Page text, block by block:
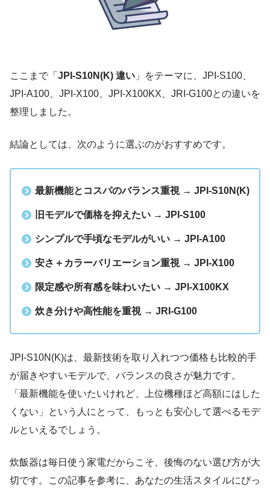
ここまで「 JPI-S10N(K) 違い 」をテーマに、JPI-S100、
JPI-A100、JPI-X100、JPI-X100KX、JRI-G100との違いを
整理しました。
結論としては、次のように選ぶのがおすすめです。
最新機能とコスパのバランス重視 → JPI-S10N(K)
旧モデルで価格を抑えたい → JPI-S100
シンプルで手頃なモデルがいい → JPI-A100
安さ＋カラーバリエーション重視 → JPI-X100
限定感や所有感を味わいたい → JPI-X100KX
炊き分けや高性能を重視 → JRI-G100
JPI-S10N(K)は、最新技術を取り入れつつ価格も比較的手
が届きやすいモデルで、バランスの良さが魅力です。
「最新機能を使いたいけれど、上位機種ほど高額にはした
くない」という人にとって、もっとも安心して選べるモデ
ルといえるでしょう。
炊飯器は毎日使う家電だからこそ、後悔のない選び方が大
切です。この記事を参考に、あなたの生活スタイルにぴっ